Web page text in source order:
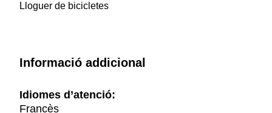
Lloguer de bicicletes
Informació addicional
Idiomes d’atenció:
Francès